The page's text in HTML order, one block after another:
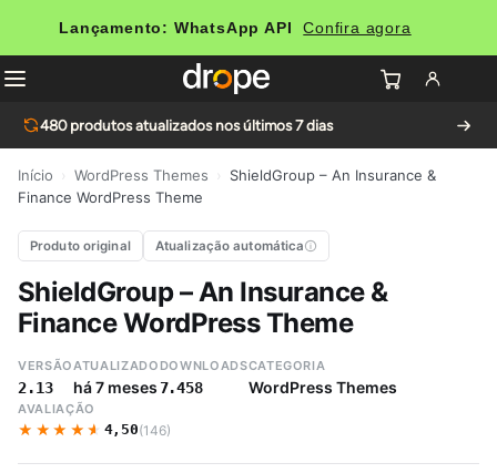
Lançamento: WhatsApp API Confira agora
480produtos atualizados nos últimos 7 dias
Início WordPress Themes
ShieldGroup – An Insurance &
Finance WordPress Theme
Produto original Atualização automática
ShieldGroup – An Insurance &
Finance WordPress Theme
VERSÃO
2.13
ATUALIZADO
há 7 meses
DOWNLOADS
7.458
CATEGORIA
WordPress Themes
AVALIAÇÃO
★★★★★
★★★★★ 4,50(146)